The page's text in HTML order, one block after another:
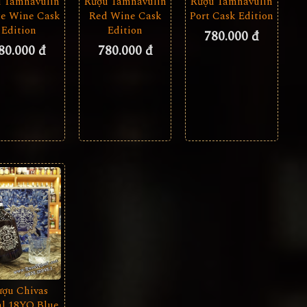
Wine Cask
Edition
đ
Red Wine Cask
Edition
780.000 đ
Port Cask Edition
780.000 đ
Chivas